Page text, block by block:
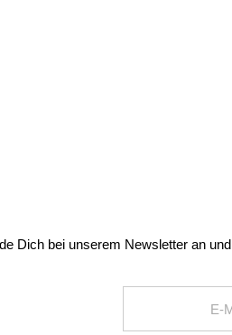
Dich bei unserem Newsletter an